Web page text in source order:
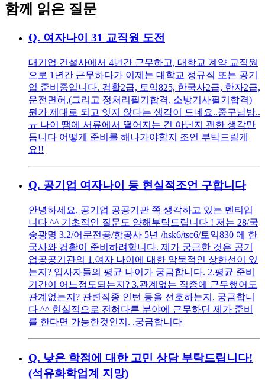
함께 읽은 질문
Q. 여자나이 31 교직원 도전
대기업 건설사에서 4년간 근무하고, 대학교 계약 교직원
으로 1년간 근무하다가 이제는 대학교 정규직 또는 공기
업 준비중입니다. 컴활2급, 토익825, 한국사2급, 한자2급,
운전면허,(그리고 정처리필기합격, 소방기사필기합격)
뭔가 제대로 되고 잇지 않다는 생각이 드네요..중구남방..
ㅠ 나이 땜에 서류에서 떨어지는 건 아닌지 괜한 생각만
듭니다 어떻게 준비를 해나가야할지 조언 부탁드릴게
요!!
Q. 공기업 여자나이 등 현실적조언 구합니다
안녕하세요, 공기업 공공기관 쪽 생각하고 있는 멘티입
니다 ^^ 기초적인 질문도 양해부탁드립니다 ! 저는 28/국
숭광명 3.2/어문전공/항공사 5년 /hsk6/tsc6/토익830 에 한
국사와 컴활이 준비하려합니다. 제가 궁금한 것은 공기
업공공기관의 1.여자 나이에 대한 암묵적인 상한선이 있
는지? 입사자들의 평균 나이가 궁금합니다. 2.평균 준비
기간이 어느정도되는지? 3.관계없는 직종에 근무했어도
관계없는지? 관련직종 인턴 등을 선호하는지. 궁금합니
다 ^^ 현실적으로 전혀다른 분야에 근무하던 제가 준비
를 한다면 가능한것인지. .궁금합니다
Q. 낮은 학점에 대한 고민 상담 부탁드립니다!
(석유화학업계 지망)